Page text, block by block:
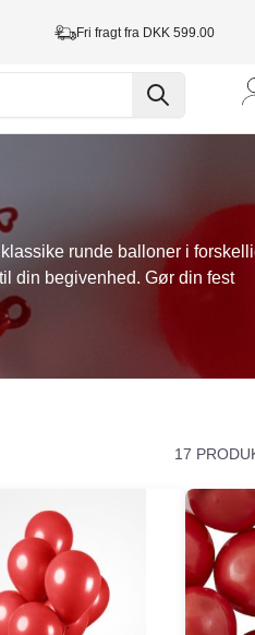
Fri fragt fra DKK 599.00
runde balloner i
din begivenhed. Gør din fest
17